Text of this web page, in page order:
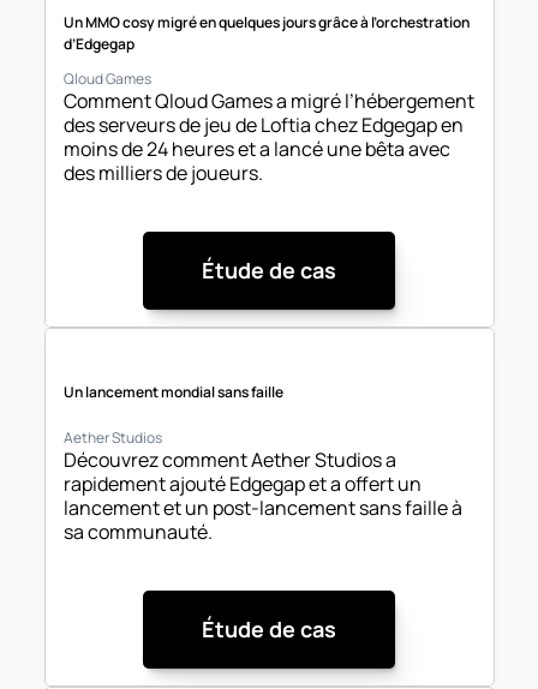
Un MMO cosy migré en quelques jours grâce à l’orchestration
d’Edgegap
Qloud Games
Comment Qloud Games a migré l’hébergement
des serveurs de jeu de Loftia chez Edgegap en
moins de 24 heures et a lancé une bêta avec
des milliers de joueurs.
Étude de cas
Un lancement mondial sans faille
Aether Studios
Découvrez comment Aether Studios a
rapidement ajouté Edgegap et a offert un
lancement et un post-lancement sans faille à
sa communauté.
Étude de cas